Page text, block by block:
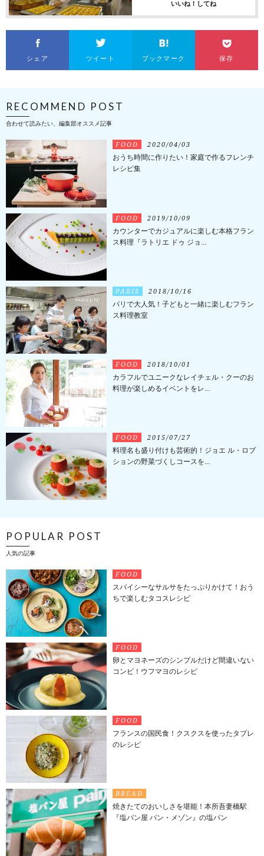
いいね！してね
シェア ツイート ブックマーク 保存
RECOMMEND POST
合わせて読みたい、編集部オススメ記事
FOOD 2020/04/03
おうち時間に作りたい！家庭で作るフレンチ
レシピ集
FOOD 2019/10/09
カウンターでカジュアルに楽しむ本格フラン
ス料理『ラトリエ ドゥ ジョ...
PARIS 2018/10/16
パリで大人気！子どもと一緒に楽しむフラン
ス料理教室
FOOD 2018/10/01
カラフルでユニークなレイチェル・クーのお
料理が楽しめるイベントをレ...
FOOD 2015/07/27
料理名も盛り付けも芸術的！ジョエ ル・ロブ
ションの野菜づくしコースを...
POPULAR POST
人気の記事
FOOD
スパイシーなサルサをたっぷりかけて！おう
ちで楽しむタコスレシピ
FOOD
卵とマヨネーズのシンプルだけど間違いない
コンビ！ウフマヨのレシピ
FOOD
フランスの国民食！クスクスを使ったタブレ
のレシピ
BREAD
焼きたてのおいしさを堪能！本所吾妻橋駅
『塩パン屋 パン・メゾン』の塩パン